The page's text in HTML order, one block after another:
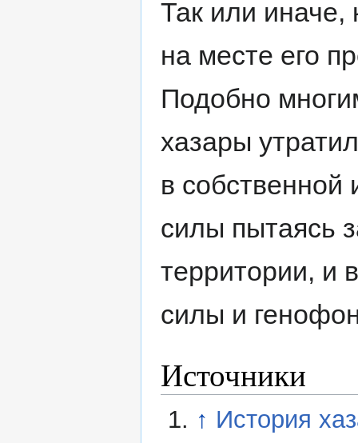
Так или иначе,
на месте его
Подобно
хазары
в собственной
силы пытаясь
территории, и
силы и
Источники
↑ История